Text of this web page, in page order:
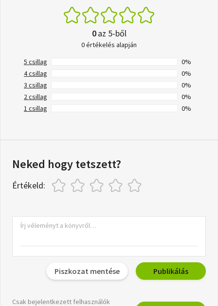
0az 5-ből
0 értékelés alapján
5 csillag
0%
4 csillag
0%
3 csillag
0%
2 csillag
0%
1 csillag
0%
Neked hogy tetszett?
Értékeld:
Piszkozat mentése Publikálás
Csak bejelentkezett felhasználók